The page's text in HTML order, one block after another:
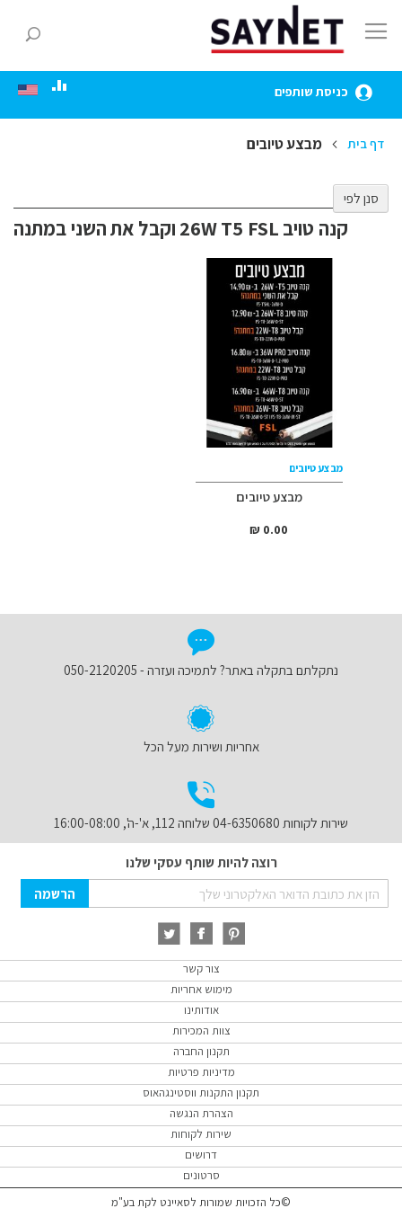
to
Content
כניסת שותפים
דף בית מבצע טיובים
קנה טויב 26W T5 FSL וקבל את השני במתנה
מבצע טיובים
מבצע טיובים
0.00 ₪
סנן לפי
נתקלתם בתקלה באתר? לתמיכה ועזרה - 050-2120205
אחריות ושירות מעל הכל
שירות לקוחות 04-6350680 שלוחה 112, א'-ה', 16:00-08:00
רוצה להיות שותף עסקי שלנו
Sign
Up
Newsletter:
הרשמה
צור קשר
מימוש אחריות
אודותינו
צוות המכירות
תקנון החברה
מדיניות פרטיות
תקנון התקנות ווסטינגהאוס
הצהרת הנגשה
שירות לקוחות
דרושים
סרטונים
©כל הזכויות שמורות לסאיינט לקת בע"מ